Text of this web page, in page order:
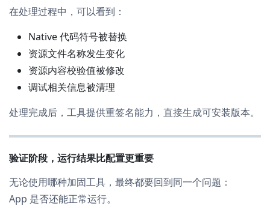
在处理过程中，可以看到：
Native 代码符号被替换
资源文件名称发生变化
资源内容校验值被修改
调试相关信息被清理
处理完成后，工具提供重签名能力，直接生成可安装版本。
验证阶段，运行结果比配置更重要
无论使用哪种加固工具，最终都要回到同一个问题：
App 是否还能正常运行。